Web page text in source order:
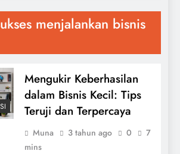
menjalankan bisnis
Mengukir Keberhasilan
dalam Bisnis Kecil: Tips
Teruji dan Terpercaya
Muna 3 tahun ago 0
7
mins